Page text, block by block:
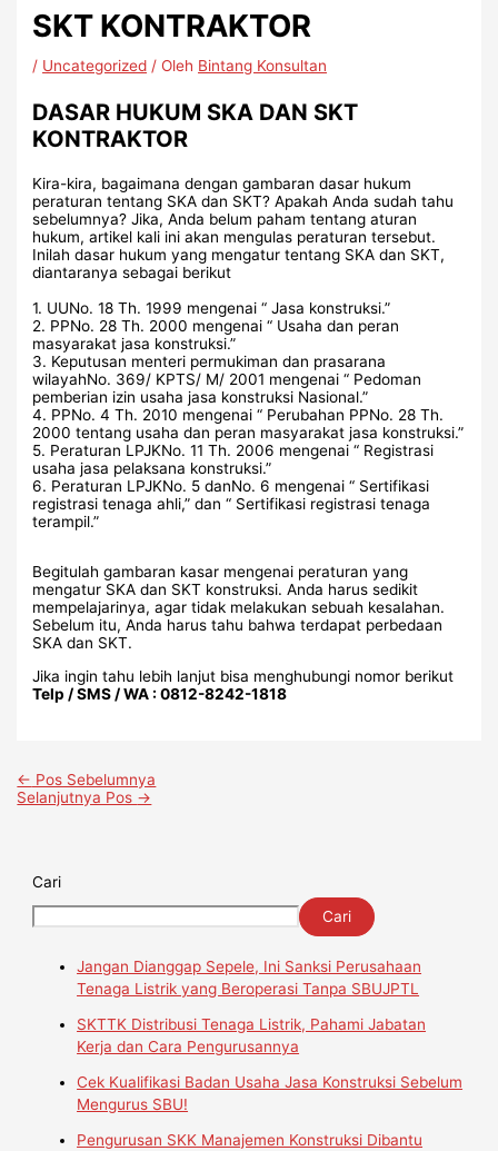
SKT KONTRAKTOR
/ Uncategorized / Oleh Bintang Konsultan
DASAR HUKUM SKA DAN SKT
KONTRAKTOR
Kira-kira, bagaimana dengan gambaran dasar hukum
peraturan tentang SKA dan SKT? Apakah Anda sudah tahu
sebelumnya? Jika, Anda belum paham tentang aturan
hukum, artikel kali ini akan mengulas peraturan tersebut.
Inilah dasar hukum yang mengatur tentang SKA dan SKT,
diantaranya sebagai berikut
1. UUNo. 18 Th. 1999 mengenai “ Jasa konstruksi.”
2. PPNo. 28 Th. 2000 mengenai “ Usaha dan peran
masyarakat jasa konstruksi.”
3. Keputusan menteri permukiman dan prasarana
wilayahNo. 369/ KPTS/ M/ 2001 mengenai “ Pedoman
pemberian izin usaha jasa konstruksi Nasional.”
4. PPNo. 4 Th. 2010 mengenai “ Perubahan PPNo. 28 Th.
2000 tentang usaha dan peran masyarakat jasa konstruksi.”
5. Peraturan LPJKNo. 11 Th. 2006 mengenai “ Registrasi
usaha jasa pelaksana konstruksi.”
6. Peraturan LPJKNo. 5 danNo. 6 mengenai “ Sertifikasi
registrasi tenaga ahli,” dan “ Sertifikasi registrasi tenaga
terampil.”
Begitulah gambaran kasar mengenai peraturan yang
mengatur SKA dan SKT konstruksi. Anda harus sedikit
mempelajarinya, agar tidak melakukan sebuah kesalahan.
Sebelum itu, Anda harus tahu bahwa terdapat perbedaan
SKA dan SKT.
Jika ingin tahu lebih lanjut bisa menghubungi nomor berikut
Telp / SMS / WA : 0812-8242-1818
← Pos Sebelumnya
Selanjutnya Pos →
Cari
Cari
Jangan Dianggap Sepele, Ini Sanksi Perusahaan
Tenaga Listrik yang Beroperasi Tanpa SBUJPTL
SKTTK Distribusi Tenaga Listrik, Pahami Jabatan
Kerja dan Cara Pengurusannya
Cek Kualifikasi Badan Usaha Jasa Konstruksi Sebelum
Mengurus SBU!
Pengurusan SKK Manajemen Konstruksi Dibantu